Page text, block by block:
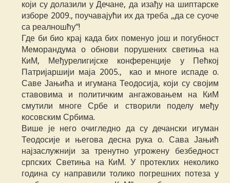
који су долазили у Дечане, да изађу на шиптарске
изборе 2009., поучавајући их да треба „да се суоче
са реалношћу“!
Где би био крај када бих поменуо још и погубност
Меморандума о обнови порушених светиња на
КиМ, Међурелигијске конференције у Пећкој
Патријаршији маја 2005., као и многе испаде о.
Саве Јањића и игумана Теодосија, који су својим
ставовима и политичким ангажовањем на КиМ
смутили многе Србе и створили поделу међу
косовским Србима.
Више је него очигледно да су дечански игуман
Теодосије и његова десна рука о. Сава Јањић
најзаслужнији за тренутно угрожену безбедност
српских Светиња на КиМ. У протеклих неколико
година су направили толико погрешних потеза у